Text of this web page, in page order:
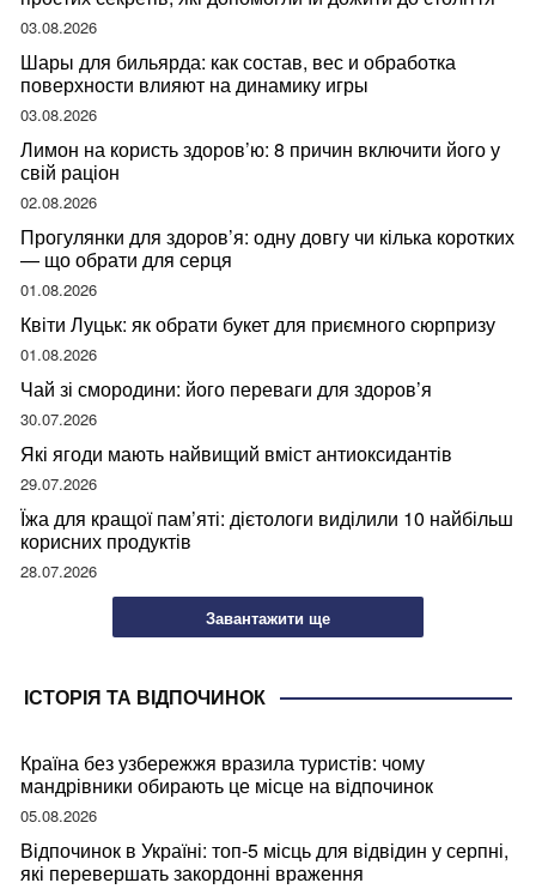
03.08.2026
Шары для бильярда: как состав, вес и обработка
поверхности влияют на динамику игры
03.08.2026
Лимон на користь здоров’ю: 8 причин включити його у
свій раціон
02.08.2026
Прогулянки для здоров’я: одну довгу чи кілька коротких
— що обрати для серця
01.08.2026
Квіти Луцьк: як обрати букет для приємного сюрпризу
01.08.2026
Чай зі смородини: його переваги для здоров’я
30.07.2026
Які ягоди мають найвищий вміст антиоксидантів
29.07.2026
Їжа для кращої пам’яті: дієтологи виділили 10 найбільш
корисних продуктів
28.07.2026
Завантажити ще
ІСТОРІЯ ТА ВІДПОЧИНОК
Країна без узбережжя вразила туристів: чому
мандрівники обирають це місце на відпочинок
05.08.2026
Відпочинок в Україні: топ-5 місць для відвідин у серпні,
які перевершать закордонні враження